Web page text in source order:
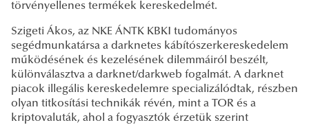
törvényellenes termékek kereskedelmét.
Szigeti Ákos, az NKE ÁNTK KBKI tudományos
segédmunkatársa a darknetes kábítószerkereskedelem
működésének és kezelésének dilemmáiról beszélt,
különválasztva a darknet/darkweb fogalmát. A darknet
piacok illegális kereskedelemre specializálódtak, részben
olyan titkosítási technikák révén, mint a TOR és a
kriptovaluták, ahol a fogyasztók érzetük szerint